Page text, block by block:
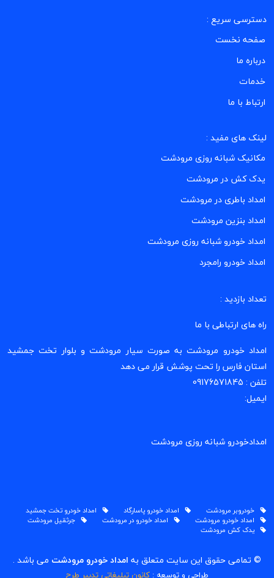
دسترسی سریع :
صفحه نخست
درباره ما
خدمات
ارتباط با ما
لینک های مفید :
مکانیک شبانه روزی مرودشت
یدک کش در مرودشت
امداد باطری در مرودشت
امداد بنزین مرودشت
امداد خودرو شبانه روزی مرودشت
امداد خودرو رامجرد
تعداد بازدید :
راه های ارتباطی با ما
امداد خودرو مرودشت به صورت سیار مرودشت و بلوار تخت جمشید
استان فارس را تحت پوشش قرار می دهد
تلفن : 09176571845
ایمیل:
امدادخودرو شبانه روزی مرودشت
خودروبر مرودشت امداد خودرو پاسارگاد
امداد خودرو تخت جمشید
امداد خودرو مرودشت
امداد خودرو در مرودشت
جرثقیل مرودشت
یدک کش مرودشت
© تمامی حقوق این سایت متعلق به امداد خودرو مرودشت می باشد .
طراحی و توسعه :کانون تبلیغاتی تدبیر طرح